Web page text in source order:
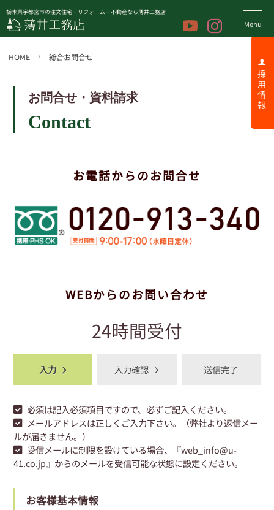
栃木県宇都宮市の注文住宅・リフォーム・不動産なら薄井工務店
採 用 情 報
HOME 総合お問合せ
お問合せ・資料請求
Contact
お電話からのお問合せ
WEBからのお問い合わせ
24時間受付
入力 入力確認 送信完了
必須は記入必須項目ですので、必ずご記入ください。
メールアドレスは正しくご入力下さい。（弊社より返信メー
ルが届きません。）
受信メールに制限を設けている場合、『web_info@u-
41.co.jp』からのメールを受信可能な状態に設定ください。
お客様基本情報